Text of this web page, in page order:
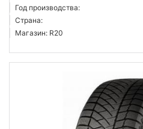
Год производства:
Страна:
Магазин: R20
Aplus
Все бренды
Год производства
Страна производства